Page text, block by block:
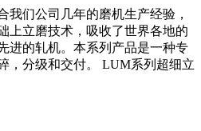
我们公司几年的磨机生产经验，
上立磨技术，吸收了世界各地的
进的轧机。本系列产品是一种专
，分级和交付。 LUM系列超细立